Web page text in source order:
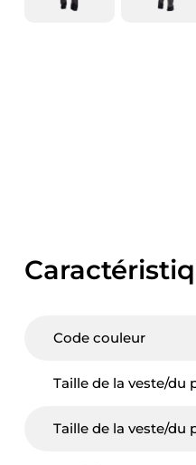
Code couleur
Taille de la veste/du
Taille de la veste/du